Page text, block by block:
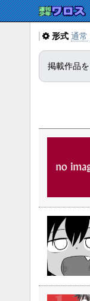
形式 通常
掲載作品を